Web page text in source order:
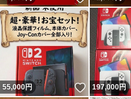
55,000円 いいね！
197,000円